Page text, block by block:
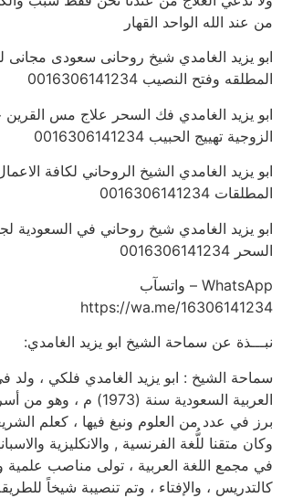
من عند الله الواحد القهار
ابو يزيد الغامدي شيخ روحانى سعودى مجانى
المطلقه وفتح النصيب 0016306141234
ابو يزيد الغامدي فك السحر علاج مس
الزوجية تهييج الحبيب 0016306141234
ابو يزيد الغامدي الشيخ الروحاني لكافة
المطلقات 0016306141234
ابو يزيد الغامدي شيخ روحاني في السعودية
السحر 0016306141234
WhatsApp – واتسآب
https://wa.me/16306141234
نبـــذة عن سماحة الشيخ ابو يزيد الغامدي:
سماحة الشيخ : ابو يزيد الغامدي فلكي ، ولد
العربية السعودية سنة (1973) م ، وهو من أسرة علمية عريقة .
برز في عدد من العلوم ونبغ فيها ، كعلم
وكان متقنا للُّغة الفرنسية , والانكليزية
في مجمع اللغة العربية ، تولى مناصب علمية
كالتدريس ، والإفتاء ، وتم تنصيبة شيخاً